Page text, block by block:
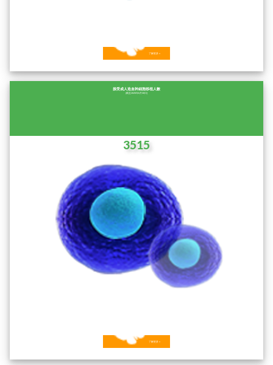
了解更多 »
接受成人造血幹細胞移植人數
(截至2025年6月30日)
3515
了解更多 »